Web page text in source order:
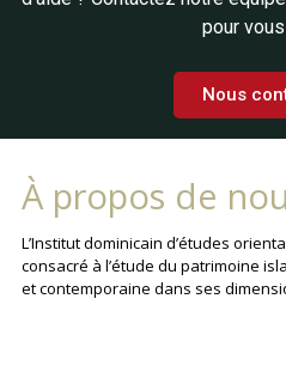
pour
Nous
À propos de
L’Institut dominicain d’études
consacré à l’étude du patrimoine
et contemporaine dans ses